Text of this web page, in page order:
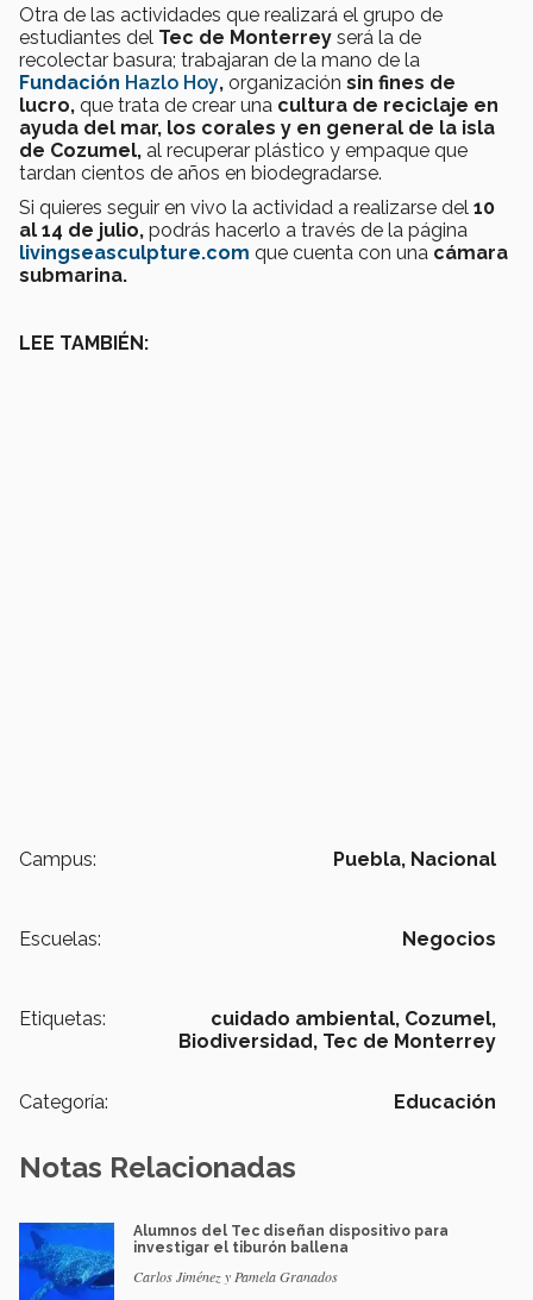
Otra de las actividades que realizará el grupo de
estudiantes del Tec de Monterrey será la de
recolectar basura; trabajaran de la mano de la
Fundación Hazlo Hoy, organización sin fines de
lucro, que trata de crear una cultura de reciclaje en
ayuda del mar, los corales y en general de la isla
de Cozumel, al recuperar plástico y empaque que
tardan cientos de años en biodegradarse.
Si quieres seguir en vivo la actividad a realizarse del 10
al 14 de julio, podrás hacerlo a través de la página
livingseasculpture.com que cuenta con una cámara
submarina.
LEE TAMBIÉN:
Campus: Puebla, Nacional
Escuelas: Negocios
Etiquetas: cuidado ambiental, Cozumel,
Biodiversidad, Tec de Monterrey
Categoría: Educación
Notas Relacionadas
Alumnos del Tec diseñan dispositivo para
investigar el tiburón ballena
Carlos Jiménez y Pamela Granados